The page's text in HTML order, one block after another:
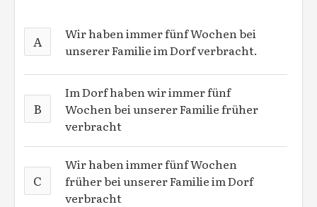
A
Wir haben immer fünf Wochen bei
unserer Familie im Dorf verbracht.
B
Im Dorf haben wir immer fünf
Wochen bei unserer Familie früher
verbracht
C
Wir haben immer fünf Wochen
früher bei unserer Familie im Dorf
verbracht